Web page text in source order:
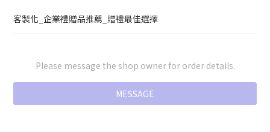
客製化_企業禮贈品推薦_贈禮最佳選擇
Please message the shop owner for order details.
MESSAGE